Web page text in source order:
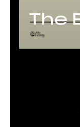
The